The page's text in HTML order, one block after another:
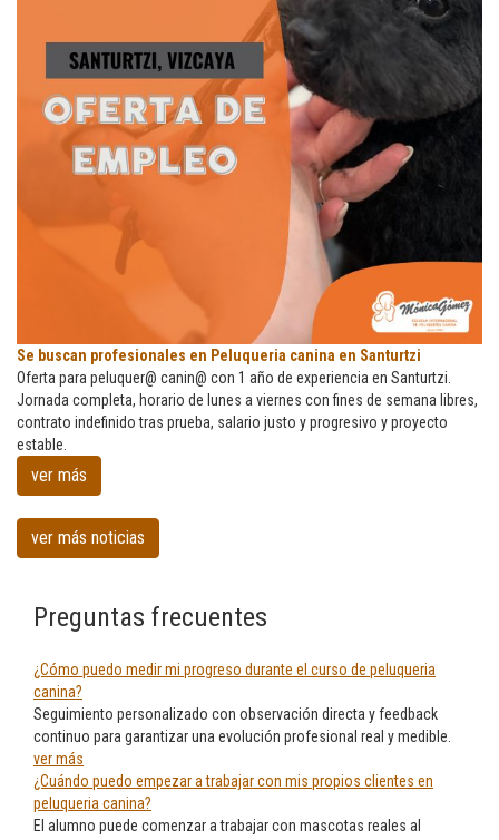
Se
buscan
profesionales
en
Peluqueria
Se buscan profesionales en Peluqueria canina en Santurtzi
Oferta para peluquer@ canin@ con 1 año de experiencia en Santurtzi.
Jornada completa, horario de lunes a viernes con fines de semana libres,
contrato indefinido tras prueba, salario justo y progresivo y proyecto
estable.
ver más
ver más noticias
Preguntas frecuentes
¿Cómo puedo medir mi progreso durante el curso de peluqueria
canina?
Seguimiento personalizado con observación directa y feedback
continuo para garantizar una evolución profesional real y medible.
ver más
¿Cuándo puedo empezar a trabajar con mis propios clientes en
peluqueria canina?
El alumno puede comenzar a trabajar con mascotas reales al